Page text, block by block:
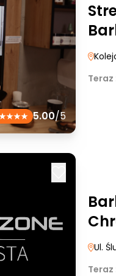
5.00/5
Ul.